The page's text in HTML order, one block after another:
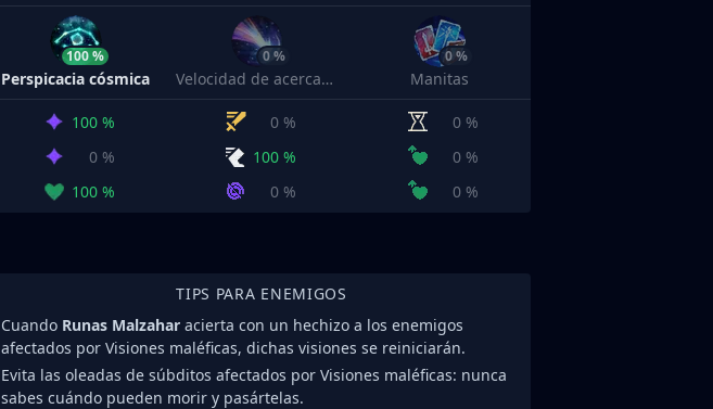
100 %
Perspicacia cósmica
0 %
Velocidad de acercamiento
0 %
Manitas
100 % 0 %
0 %
0 %
100 %
0 %
100 %
0 % 0 %
TIPS PARA ENEMIGOS
Cuando Runas Malzahar acierta con un hechizo a los enemigos
afectados por Visiones maléficas, dichas visiones se reiniciarán.
Evita las oleadas de súbditos afectados por Visiones maléficas: nunca
sabes cuándo pueden morir y pasártelas.